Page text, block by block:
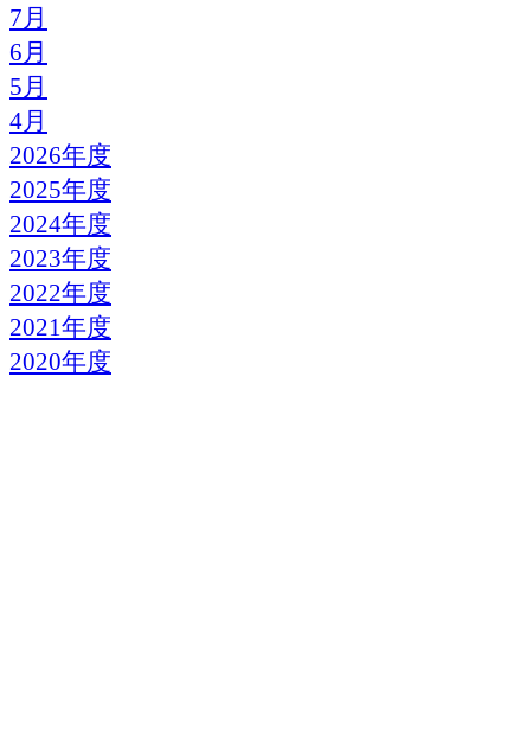
7月
6月
5月
4月
2026年度
2025年度
2024年度
2023年度
2022年度
2021年度
2020年度